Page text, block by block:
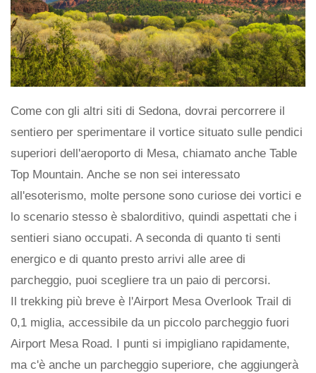
Come con gli altri siti di Sedona, dovrai percorrere il
sentiero per sperimentare il vortice situato sulle pendici
superiori dell'aeroporto di Mesa, chiamato anche Table
Top Mountain. Anche se non sei interessato
all'esoterismo, molte persone sono curiose dei vortici e
lo scenario stesso è sbalorditivo, quindi aspettati che i
sentieri siano occupati. A seconda di quanto ti senti
energico e di quanto presto arrivi alle aree di
parcheggio, puoi scegliere tra un paio di percorsi.
Il trekking più breve è l'Airport Mesa Overlook Trail di
0,1 miglia, accessibile da un piccolo parcheggio fuori
Airport Mesa Road. I punti si impigliano rapidamente,
ma c'è anche un parcheggio superiore, che aggiungerà